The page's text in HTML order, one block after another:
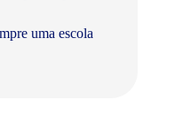
uma escola